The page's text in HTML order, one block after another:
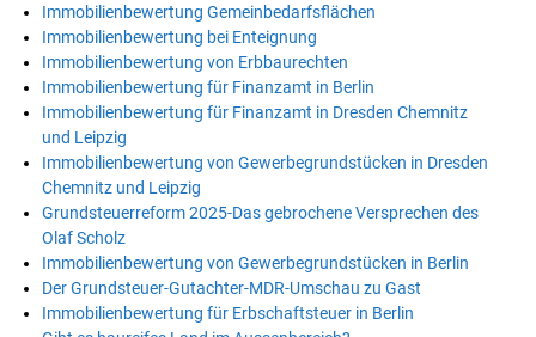
Immobilienbewertung Gemeinbedarfsflächen
Immobilienbewertung bei Enteignung
Immobilienbewertung von Erbbaurechten
Immobilienbewertung für Finanzamt in Berlin
Immobilienbewertung für Finanzamt in Dresden Chemnitz
und Leipzig
Immobilienbewertung von Gewerbegrundstücken in Dresden
Chemnitz und Leipzig
Grundsteuerreform 2025-Das gebrochene Versprechen des
Olaf Scholz
Immobilienbewertung von Gewerbegrundstücken in Berlin
Der Grundsteuer-Gutachter-MDR-Umschau zu Gast
Immobilienbewertung für Erbschaftsteuer in Berlin